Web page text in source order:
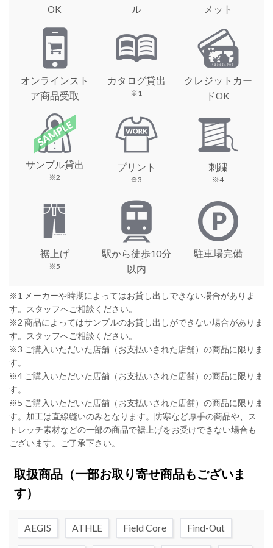
OK
ル
メット
オンラインスト
ア商品受取
カタログ貸出
※1
クレジットカー
ドOK
サンプル貸出
※2
プリント
※3
刺繍
※4
裾上げ
※5
駅から徒歩10分
以内
駐車場完備
※1 メーカーや時期によってはお貸し出しできない場合がありま
す。スタッフへご相談ください。
※2 商品によってはサンプルのお貸し出しができない場合がありま
す。スタッフへご相談ください。
※3 ご購入いただいた店舗（お支払いされた店舗）の商品に限りま
す。
※4 ご購入いただいた店舗（お支払いされた店舗）の商品に限りま
す。
※5 ご購入いただいた店舗（お支払いされた店舗）の商品に限りま
す。加工は直線縫いのみとなります。防寒など厚手の商品や、ス
トレッチ素材などの一部の商品で裾上げをお受けできない場合も
ございます。ご了承下さい。
取扱商品（一部お取り寄せ商品もございま
す）
AEGIS ATHLE Field Core Find-Out